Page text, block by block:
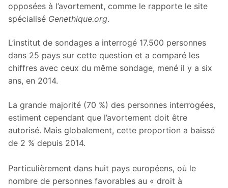
opposées à l’avortement, comme le rapporte le site
spécialisé Genethique.org.
L’institut de sondages a interrogé 17.500 personnes
dans 25 pays sur cette question et a comparé les
chiffres avec ceux du même sondage, mené il y a six
ans, en 2014.
La grande majorité (70 %) des personnes interrogées,
estiment cependant que l’avortement doit être
autorisé. Mais globalement, cette proportion a baissé
de 2 % depuis 2014.
Particulièrement dans huit pays européens, où le
nombre de personnes favorables au « droit à